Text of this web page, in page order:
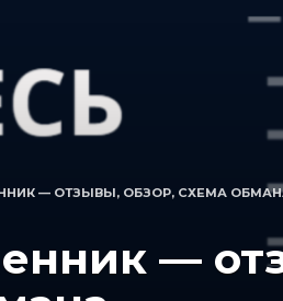
— ОТЗЫВЫ, ОБЗОР, СХЕМА
—